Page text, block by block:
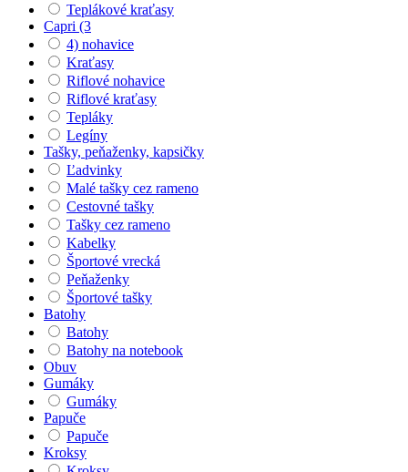
Teplákové kraťasy
Capri (3
4) nohavice
Kraťasy
Riflové nohavice
Riflové kraťasy
Tepláky
Legíny
Tašky, peňaženky, kapsičky
Ľadvinky
Malé tašky cez rameno
Cestovné tašky
Tašky cez rameno
Kabelky
Športové vrecká
Peňaženky
Športové tašky
Batohy
Batohy
Batohy na notebook
Obuv
Gumáky
Gumáky
Papuče
Papuče
Kroksy